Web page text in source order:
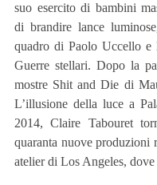
suo esercito di bambini
di brandire lance
quadro di Paolo Uccello e
Guerre stellari. Dopo la
mostre Shit and Die di
L’illusione della luce a
2014, Claire Tabouret
quaranta nuove produzioni
atelier di Los Angeles,